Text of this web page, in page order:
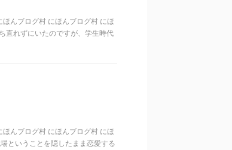
んブログ村 にほんブログ村 にほ
直れずにいたのですが、学生時代
んブログ村 にほんブログ村 にほ
ということを隠したまま恋愛する